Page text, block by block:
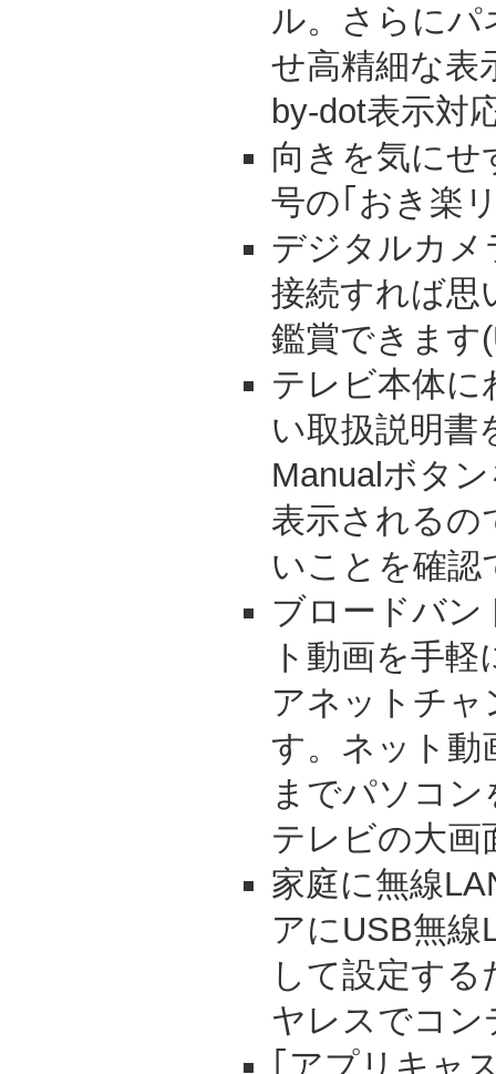
ル。さらにパ
せ高精細な表
by-dot表示対
向きを気にせ
号の｢おき楽
デジタルカメ
接続すれば思
鑑賞できます
テレビ本体に
い取扱説明書
Manualボタ
表示されるの
いことを確認
ブロードバン
ト動画を手
アネットチ
す。ネット動
までパソコ
テレビの大画
家庭に無線
アにUSB無
して設定す
ヤレスでコ
｢アプリキャ